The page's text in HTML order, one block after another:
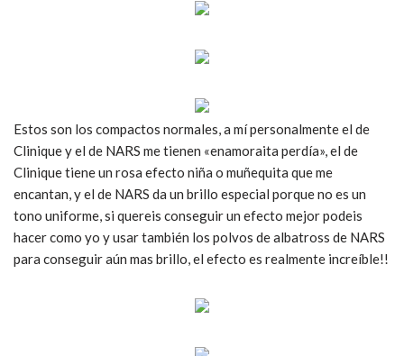
Estos son los compactos normales, a mí personalmente el de
Clinique y el de NARS me tienen «enamoraita perdía», el de
Clinique tiene un rosa efecto niña o muñequita que me
encantan, y el de NARS da un brillo especial porque no es un
tono uniforme, si quereis conseguir un efecto mejor podeis
hacer como yo y usar también los polvos de albatross de NARS
para conseguir aún mas brillo, el efecto es realmente increíble!!